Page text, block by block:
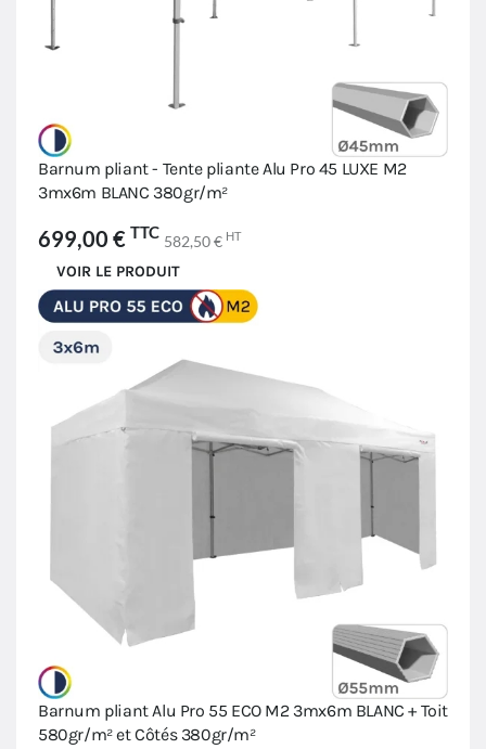
Barnum pliant - Tente pliante Alu Pro 45 LUXE M2
3mx6m BLANC 380gr/m²
699,00 € TTC 582,50 € HT
VOIR LE PRODUIT
Barnum pliant Alu Pro 55 ECO M2 3mx6m BLANC + Toit
580gr/m² et Côtés 380gr/m²